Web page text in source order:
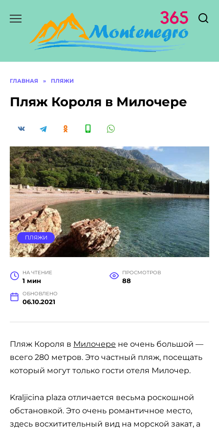
содержанию
ГЛАВНАЯ » ПЛЯЖИ
Пляж Короля в Милочере
ПЛЯЖИ
НА ЧТЕНИЕ
1 мин
ПРОСМОТРОВ
88
ОБНОВЛЕНО
06.10.2021
Пляж Короля в Милочере не очень большой —
всего 280 метров. Это частный пляж, посещать
который могут только гости отеля Милочер.
Kraljicina plaza отличается весьма роскошной
обстановкой. Это очень романтичное место,
здесь восхитительный вид на морской закат, а